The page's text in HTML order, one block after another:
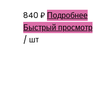
840₽ Подробнее
Быстрый просмотр
/ шт